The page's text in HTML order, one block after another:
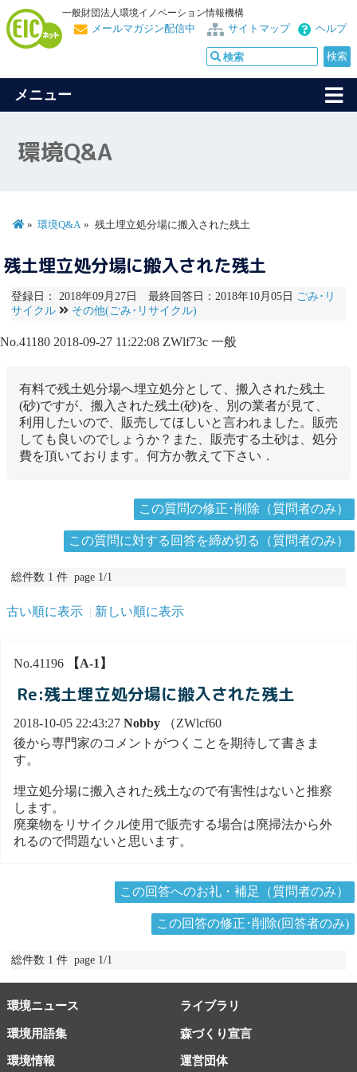
一般財団法人環境イノベーション情報機構
ヘルプ
サイトマップ
メールマガジン配信中
メニュー
環境Q&A
環境Q&A 残土埋立処分場に搬入された残土
残土埋立処分場に搬入された残土
登録日： 2018年09月27日 最終回答日：2018年10月05日 ごみ･リ
サイクル
その他(ごみ･リサイクル)
No.41180 2018-09-27 11:22:08 ZWlf73c 一般
有料で残土処分場へ埋立処分として、搬入された残土
(砂)ですが、搬入された残土(砂)を、別の業者が見て、
利用したいので、販売してほしいと言われました。販売
しても良いのでしょうか？また、販売する土砂は、処分
費を頂いております。何方か教えて下さい．
この質問の修正･削除（質問者のみ）
この質問に対する回答を締め切る（質問者のみ）
総件数 1 件 page 1/1
古い順に表示 新しい順に表示
No.41196 【A-1】
Re:残土埋立処分場に搬入された残土
2018-10-05 22:43:27 Nobby （ZWlcf60
後から専門家のコメントがつくことを期待して書きま
す。
埋立処分場に搬入された残土なので有害性はないと推察
します。
廃棄物をリサイクル使用で販売する場合は廃掃法から外
れるので問題ないと思います。
この回答へのお礼・補足（質問者のみ）
この回答の修正･削除(回答者のみ)
総件数 1 件 page 1/1
環境ニュース ライブラリ
環境用語集 森づくり宣言
環境情報 運営団体